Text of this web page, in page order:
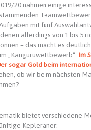
20 nahmen einige
mit fünf
allerdings von 1 bis 5
– das macht es deutlich
„Känguruwettbewerb“. Im
sogar Gold beim
ob wir beim nächsten
bietet verschiedene
Kepleraner: